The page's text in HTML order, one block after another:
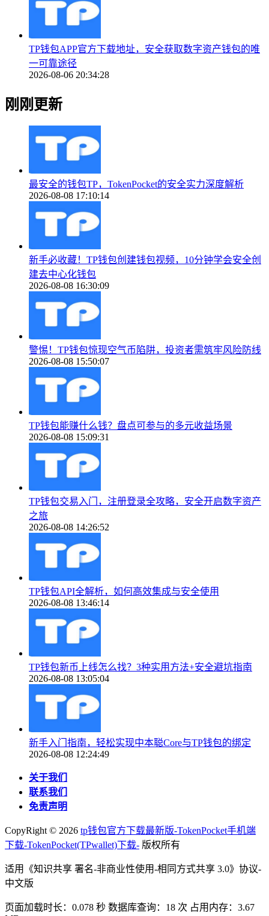
TP钱包APP官方下载地址，安全获取数字资产钱包的唯
一可靠途径
2026-08-06 20:34:28
刚刚更新
最安全的钱包TP，TokenPocket的安全实力深度解析
2026-08-08 17:10:14
新手必收藏！TP钱包创建钱包视频，10分钟学会安全创
建去中心化钱包
2026-08-08 16:30:09
警惕！TP钱包惊现空气币陷阱，投资者需筑牢风险防线
2026-08-08 15:50:07
TP钱包能赚什么钱？盘点可参与的多元收益场景
2026-08-08 15:09:31
TP钱包交易入门，注册登录全攻略，安全开启数字资产
之旅
2026-08-08 14:26:52
TP钱包API全解析，如何高效集成与安全使用
2026-08-08 13:46:14
TP钱包新币上线怎么找？3种实用方法+安全避坑指南
2026-08-08 13:05:04
新手入门指南，轻松实现中本聪Core与TP钱包的绑定
2026-08-08 12:24:49
关于我们
联系我们
免责声明
CopyRight © 2026 tp钱包官方下载最新版-TokenPocket手机端
下载-TokenPocket(TPwallet)下载- 版权所有
适用《知识共享 署名-非商业性使用-相同方式共享 3.0》协议-
中文版
页面加载时长：0.078 秒 数据库查询：18 次 占用内存：3.67